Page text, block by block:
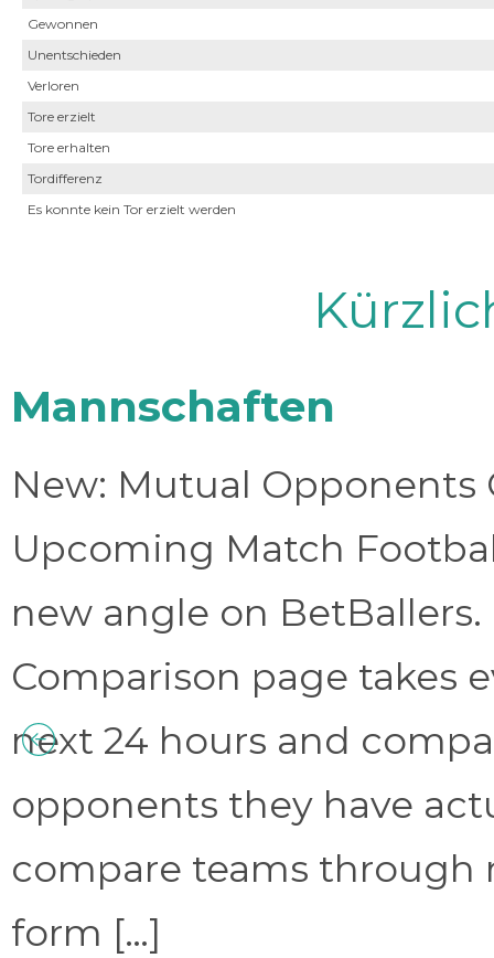
Gewonnen
Unentschieden
Verloren
Tore erzielt
Tore erhalten
Tordifferenz
Es konnte kein Tor erzielt werden
Mannschaften
New: Mutual Opponents
Upcoming Match
new angle on
Comparison page takes
next 24 hours and
opponents they have
compare teams through
form […]